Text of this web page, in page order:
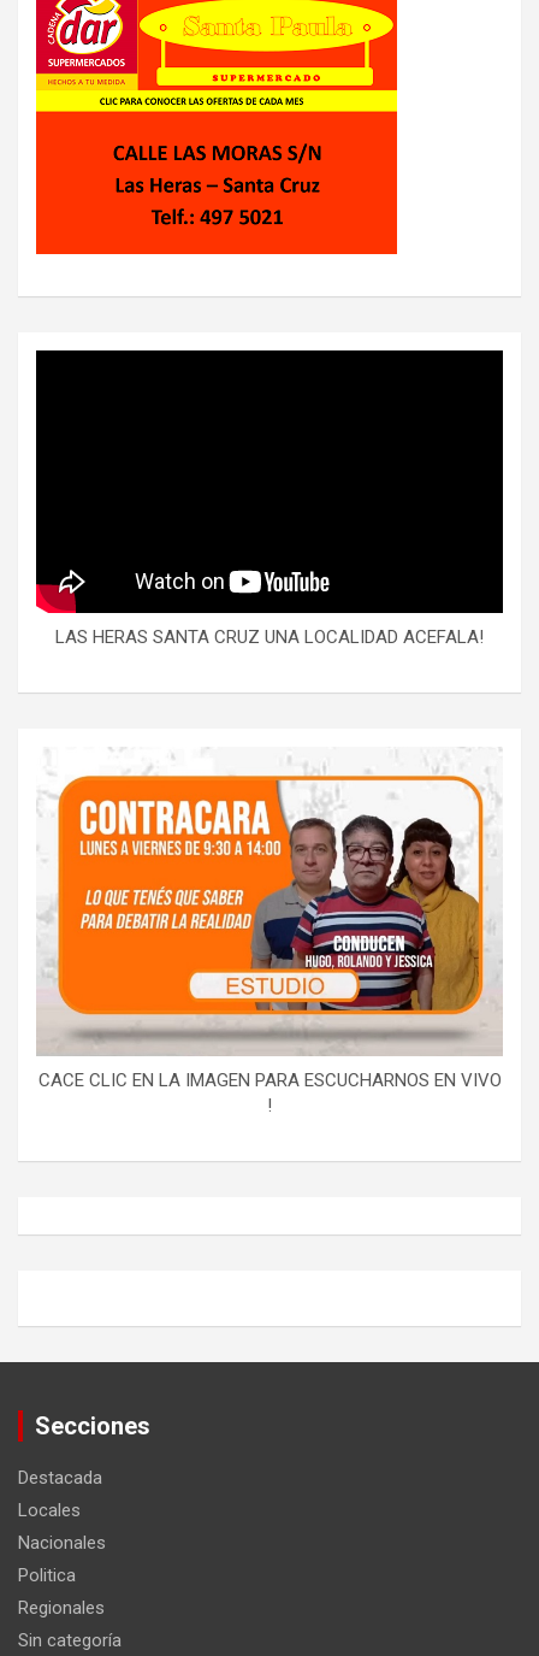
LAS HERAS SANTA CRUZ UNA LOCALIDAD ACEFALA!
CACE CLIC EN LA IMAGEN PARA ESCUCHARNOS EN VIVO
!
Secciones
Destacada
Locales
Nacionales
Politica
Regionales
Sin categoría